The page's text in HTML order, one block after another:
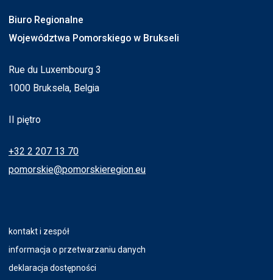
Biuro Regionalne
Województwa Pomorskiego w Brukseli
Rue du Luxembourg 3
1000 Bruksela, Belgia
II piętro
+32 2 207 13 70
pomorskie@pomorskieregion.eu
kontakt i zespół
informacja o przetwarzaniu danych
deklaracja dostępności